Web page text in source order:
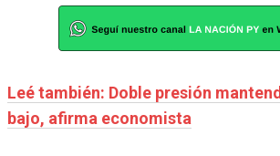
Leé también: Doble presión
bajo, afirma economista